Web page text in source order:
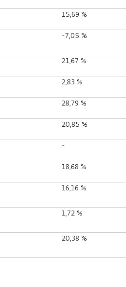
15,69 %
-7,05 %
21,67 %
2,83 %
28,79 %
20,85 %
-
18,68 %
16,16 %
1,72 %
20,38 %